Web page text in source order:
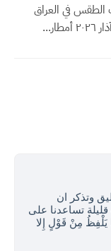
الطقس في العراق
وتذكر ان
تساعدنا على
يَلْفِظُ مِنْ قَوْلٍ إِلا